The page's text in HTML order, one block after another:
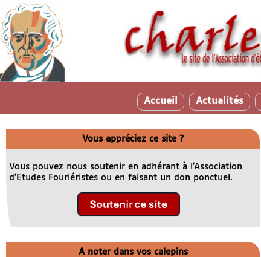
Accueil Actualités
Vous appréciez ce site ?
Vous pouvez nous soutenir en adhérant à l’Association
d’Etudes Fouriéristes ou en faisant un don ponctuel.
A noter dans vos calepins